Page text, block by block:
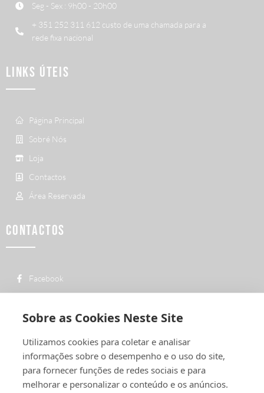
Sobre as Cookies Neste Site
Utilizamos cookies para coletar e analisar
informações sobre o desempenho e o uso do site,
para fornecer funções de redes sociais e para
melhorar e personalizar o conteúdo e os anúncios.
Seg - Sex : 9h00 - 20h00
+ 351 252 311 612 custo de uma chamada para a
rede fixa nacional
LINKS ÚTEIS
Página Principal
Sobré Nós
Loja
Contactos
Área Reservada
CONTACTOS
Facebook
nacional
Rua de Outeiro nº 2132
4760-312 Vila Nova de Famalicão